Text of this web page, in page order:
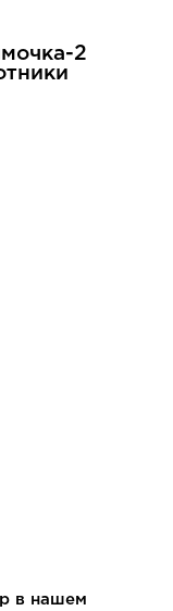
2
в нашем